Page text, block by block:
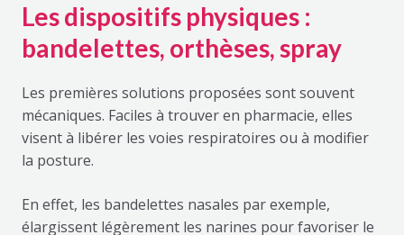
Les dispositifs physiques :
bandelettes, orthèses, spray
Les premières solutions proposées sont souvent
mécaniques. Faciles à trouver en pharmacie, elles
visent à libérer les voies respiratoires ou à modifier
la posture.
En effet, les bandelettes nasales par exemple,
élargissent légèrement les narines pour favoriser le